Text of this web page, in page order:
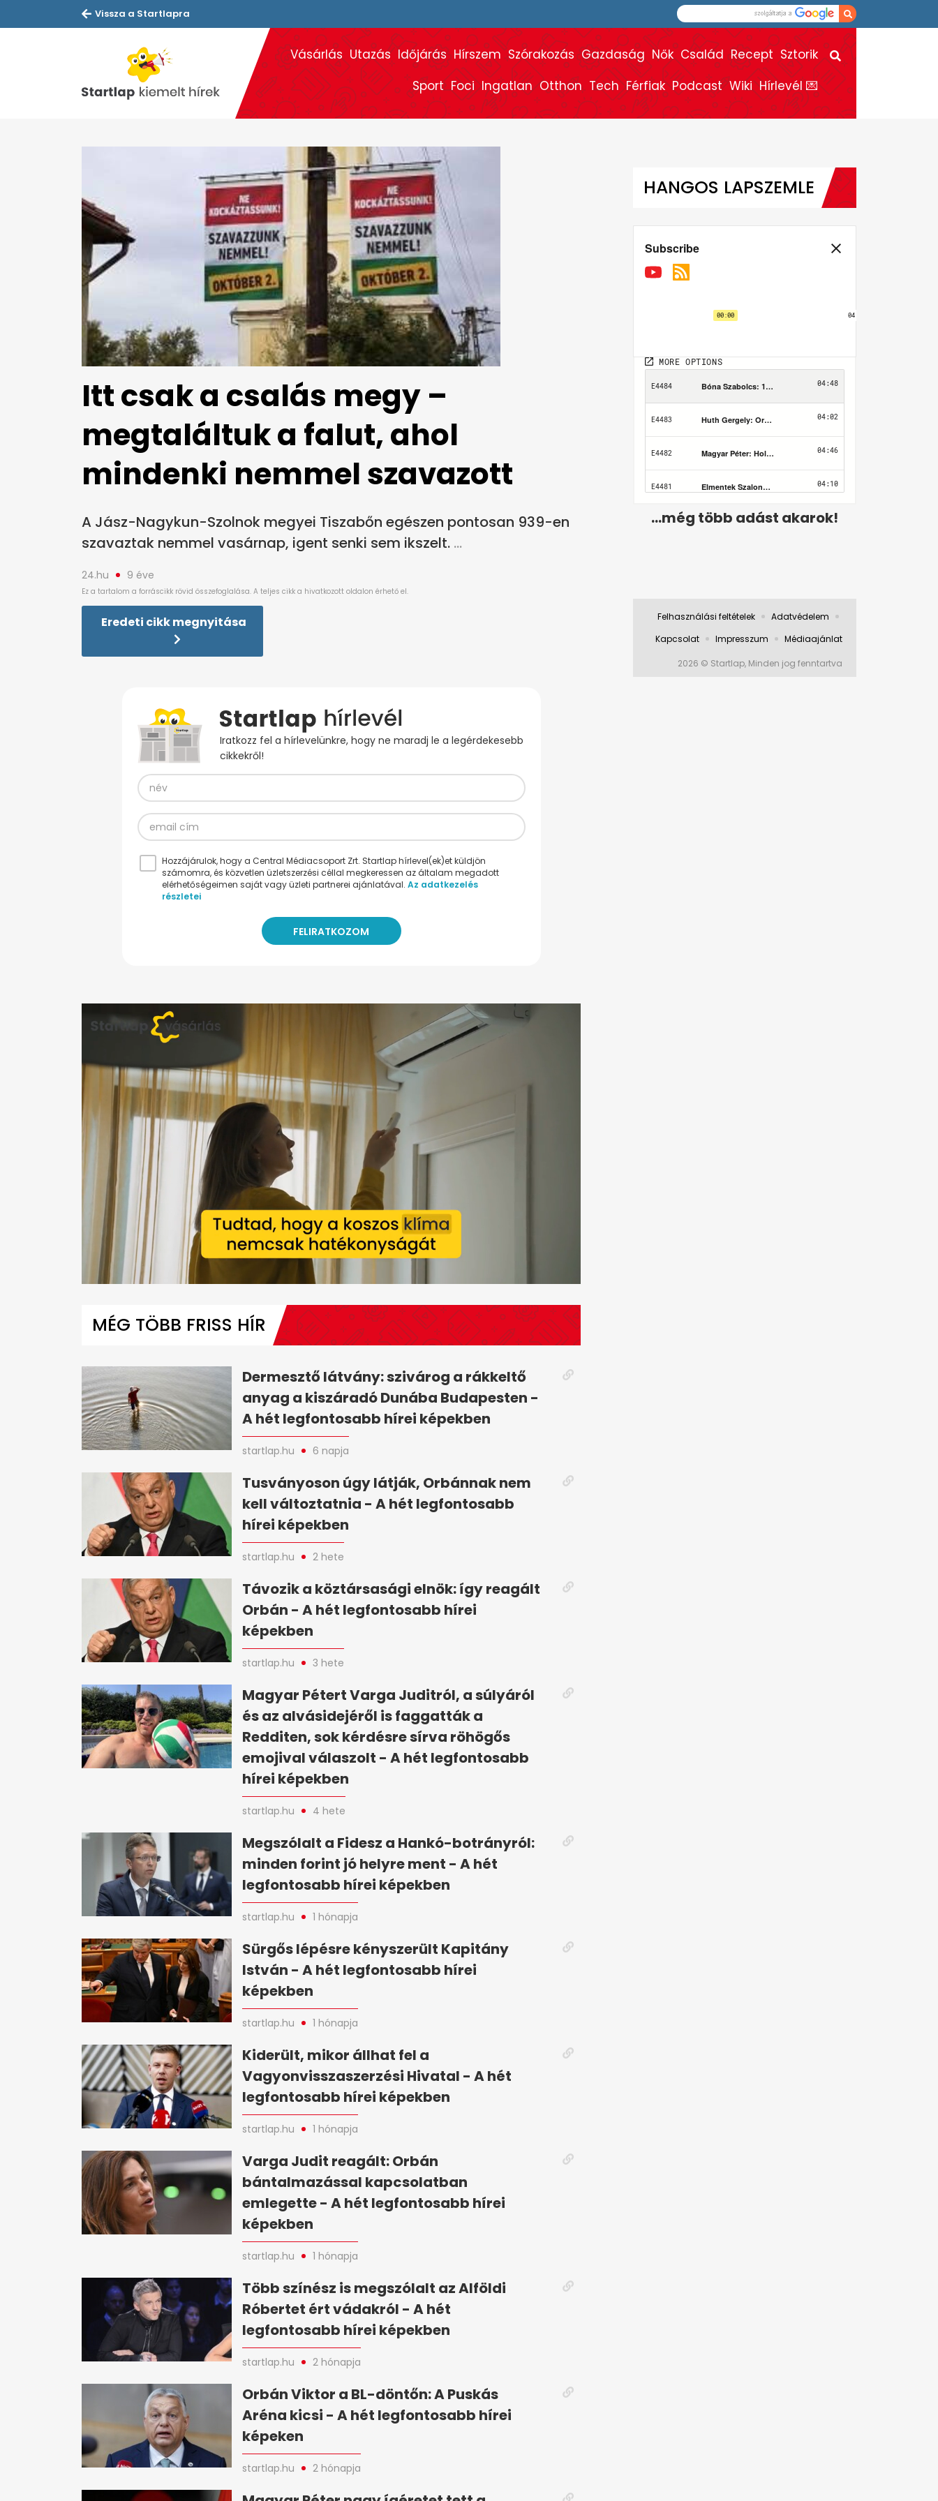
Vissza a Startlapra
Vásárlás Utazás Időjárás Hírszem Szórakozás Gazdaság Nők Család Recept Sztorik
Sport Foci Ingatlan Otthon Tech Férfiak Podcast Wiki Hírlevél 💌
Itt csak a csalás megy –
megtaláltuk a falut, ahol
mindenki nemmel szavazott
A Jász-Nagykun-Szolnok megyei Tiszabőn egészen pontosan 939-en
szavaztak nemmel vasárnap, igent senki sem ikszelt.
24.hu 9 éve
Eredeti cikk megnyitása
Iratkozz fel a hírlevelünkre, hogy ne maradj le a legérdekesebb
cikkekről!
Hozzájárulok, hogy a Central Médiacsoport Zrt. Startlap hírlevel(ek)et küldjön
számomra, és közvetlen üzletszerzési céllal megkeressen az általam megadott
elérhetőségeimen saját vagy üzleti partnerei ajánlatával. Az adatkezelés
részletei
minute,
0%
MÉG TÖBB FRISS HÍR
Dermesztő látvány: szivárog a rákkeltő
anyag a kiszáradó Dunába Budapesten -
A hét legfontosabb hírei képekben
startlap.hu 6 napja
Tusványoson úgy látják, Orbánnak nem
kell változtatnia - A hét legfontosabb
hírei képekben
startlap.hu 2 hete
Távozik a köztársasági elnök: így reagált
Orbán - A hét legfontosabb hírei
képekben
startlap.hu 3 hete
Magyar Pétert Varga Juditról, a súlyáról
és az alvásidejéről is faggatták a
Redditen, sok kérdésre sírva röhögős
emojival válaszolt - A hét legfontosabb
hírei képekben
startlap.hu 4 hete
Megszólalt a Fidesz a Hankó-botrányról:
minden forint jó helyre ment - A hét
legfontosabb hírei képekben
startlap.hu 1 hónapja
Sürgős lépésre kényszerült Kapitány
István - A hét legfontosabb hírei
képekben
startlap.hu 1 hónapja
Kiderült, mikor állhat fel a
Vagyonvisszaszerzési Hivatal - A hét
legfontosabb hírei képekben
startlap.hu 1 hónapja
Varga Judit reagált: Orbán
bántalmazással kapcsolatban
emlegette - A hét legfontosabb hírei
képekben
startlap.hu 1 hónapja
Több színész is megszólalt az Alföldi
Róbertet ért vádakról - A hét
legfontosabb hírei képekben
startlap.hu 2 hónapja
Orbán Viktor a BL-döntőn: A Puskás
Aréna kicsi - A hét legfontosabb hírei
képeken
startlap.hu 2 hónapja
HANGOS LAPSZEMLE
...még több adást akarok!
Felhasználási feltételek
Adatvédelem
Kapcsolat
Impresszum Médiaajánlat
2026 © Startlap, Minden jog fenntartva